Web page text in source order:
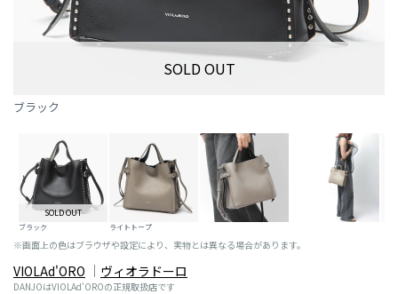
SOLD OUT
ブラック
SOLD OUT
ブラック ライトトープ
※画面上の色はブラウザや設定により、実物とは異なる場合があります。
VIOLAd'ORO ヴィオラドーロ
DANJOはVIOLAd'OROの正規取扱店です